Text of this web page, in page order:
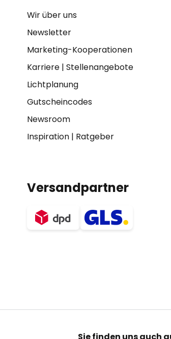
Wir über uns
Newsletter
Marketing-Kooperationen
Karriere| Stellenangebote
Lichtplanung
Gutscheincodes
Newsroom
Inspiration| Ratgeber
Versandpartner